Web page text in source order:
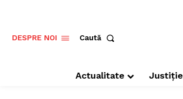
DESPRE NOI Caută
Actualitate Justiție